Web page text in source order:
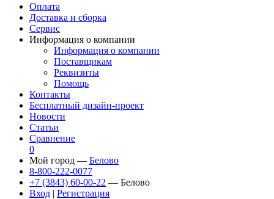
Оплата
Доставка и сборка
Сервис
Информация о компании
Информация о компании
Поставщикам
Реквизиты
Помощь
Контакты
Бесплатный дизайн-проект
Новости
Статьи
Сравнение
0
Мой город — Белово
8-800-222-0077
+7 (3843) 60-00-22 — Белово
Вход | Регистрация